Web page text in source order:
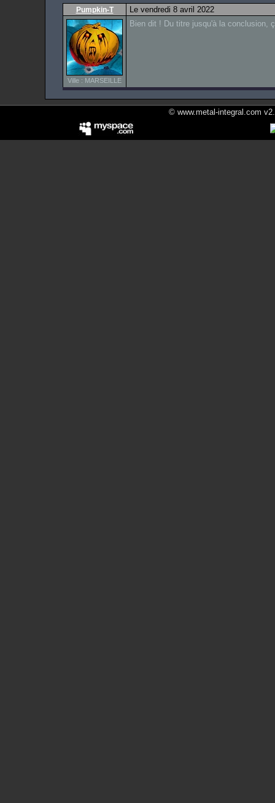
Pumpkin-T Le vendredi 8 avril 2022
Ville : MARSEILLE
Bien dit ! Du titre jusqu'à la conclusion,
© www.metal-integral.com